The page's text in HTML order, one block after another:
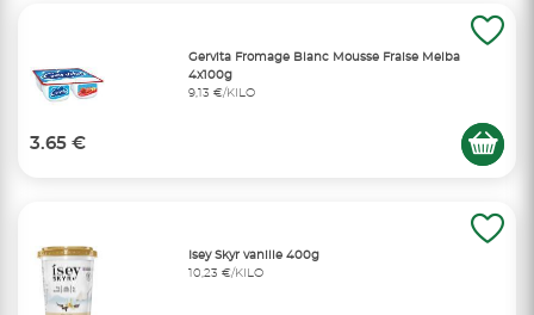
Gervita Fromage Blanc Mousse Fraise Melba
4x100g
9,13 €/KILO
3.65 €
Isey Skyr vanille 400g
10,23 €/KILO